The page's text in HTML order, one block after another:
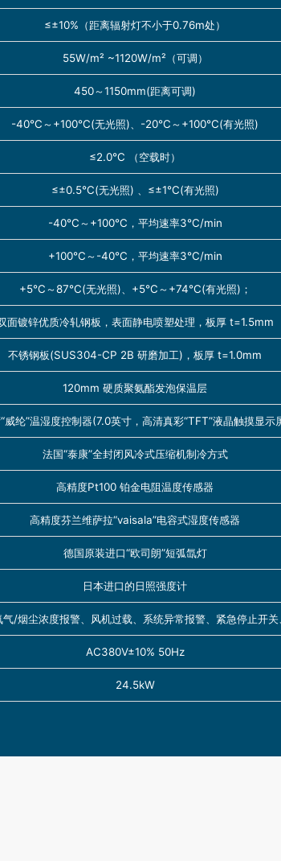
≤±10%（距离辐射灯不小于0.76m处）
55W/m² ~1120W/m²（可调）
450～1150mm(距离可调)
-40℃～+100℃(无光照)、-20℃～+100℃(有光照)
≤2.0℃ （空载时）
≤±0.5℃(无光照) 、≤±1℃(有光照)
-40℃～+100℃，平均速率3℃/min
+100℃～-40℃，平均速率3℃/min
+5℃～87℃(无光照)、+5℃～+74℃(有光照)；
面镀锌优质冷轧钢板，表面静电喷塑处理，板厚 t=1.5mm
不锈钢板(SUS304-CP 2B 研磨加工)，板厚 t=1.0mm
120mm 硬质聚氨酯发泡保温层
威纶”温湿度控制器(7.0英寸，高清真彩“TFT”液晶触摸显示
法国“泰康”全封闭风冷式压缩机制冷方式
高精度Pt100 铂金电阻温度传感器
高精度芬兰维萨拉“vaisala”电容式湿度传感器
德国原装进口“欧司朗”短弧氙灯
日本进口的日照强度计
/烟尘浓度报警、风机过载、系统异常报警、紧急停止开
AC380V±10% 50Hz
24.5kW